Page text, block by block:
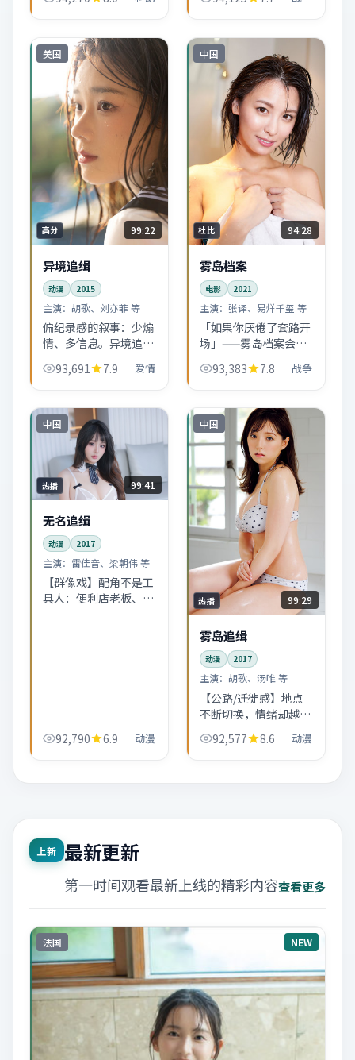
正要问的是「你愿意为
凯歌擅长用细节替台词
的几场对手戏后劲很
足。
美国
高分 99:22
异境追缉
动漫 2015
主演： 胡歌、刘亦菲 等
偏纪录感的叙事：少煽
情、多信息。异境追缉
更像把美国某一截真实
切片搬上银幕，动漫爱
音。
93,691 7.9 爱情
中国
杜比 94:28
雾岛档案
电影 2021
主演： 张译、易烊千玺 等
「如果你厌倦了套路开
场」——雾岛档案会用
一场看似日常的小事故
撬开整条故事线。张
应偏慢热，越往后越上
头。
93,383 7.8 战争
中国
热播 99:41
无名追缉
动漫 2017
主演： 雷佳音、梁朝伟 等
【群像戏】配角不是工
具人：便利店老板、夜
92,790 6.9 动漫
中国
热播 99:29
雾岛追缉
动漫 2017
主演： 胡歌、汤唯 等
【公路/迁徙感】地点
不断切换，情绪却越来
越收。动漫场面服务于
「离开与返回」的主
92,577 8.6 动漫
上新 最新更新
第一时间观看最新上线的精彩内容查看更多
法国 NEW